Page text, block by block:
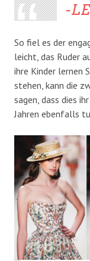
-
So fiel es der
leicht, das Ruder
ihre Kinder lernen
stehen, kann die
sagen, dass dies
Jahren ebenfalls